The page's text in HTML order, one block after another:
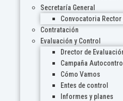
Secretaría General
Convocatoria Rector
Contratación
Evaluación y Control
Drector de
Campaña Autocontrol
Cómo Vamos
Entes de control
Informes y planes